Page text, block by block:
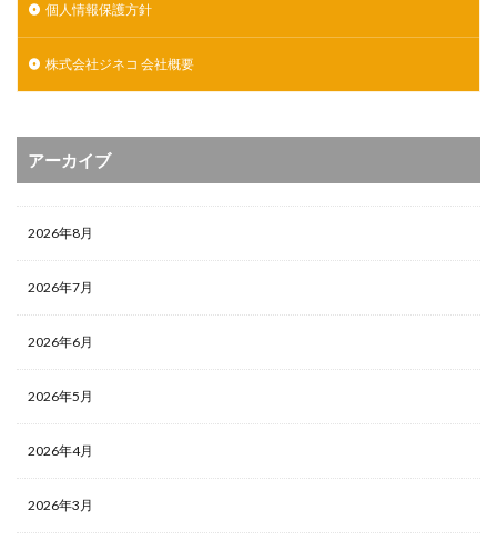
個人情報保護方針
株式会社ジネコ 会社概要
アーカイブ
2026年8月
2026年7月
2026年6月
2026年5月
2026年4月
2026年3月